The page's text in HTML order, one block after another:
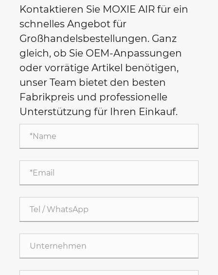
Kontaktieren Sie MOXIE AIR für ein
schnelles Angebot für
Großhandelsbestellungen. Ganz
gleich, ob Sie OEM-Anpassungen
oder vorrätige Artikel benötigen,
unser Team bietet den besten
Fabrikpreis und professionelle
Unterstützung für Ihren Einkauf.